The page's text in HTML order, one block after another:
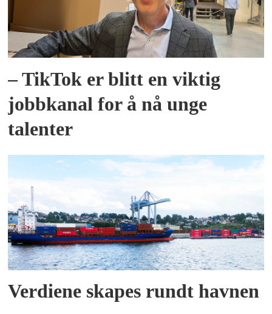
– TikTok er blitt en viktig
jobbkanal for å nå unge
talenter
Verdiene skapes rundt havnen